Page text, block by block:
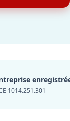
1014.251.301